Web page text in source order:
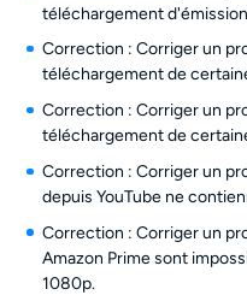
téléchargement
Correction : Corriger un
téléchargement de
Correction : Corriger un
téléchargement de
Correction : Corriger un
depuis YouTube ne
Correction : Corriger un
Amazon Prime sont
1080p.